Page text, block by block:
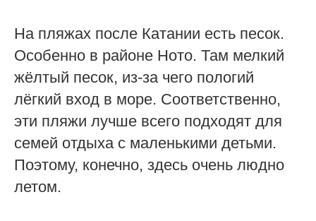
На пляжах после Катании есть песок.
Особенно в районе Ното. Там мелкий
жёлтый песок, из-за чего пологий
лёгкий вход в море. Соответственно,
эти пляжи лучше всего подходят для
семей отдыха с маленькими детьми.
Поэтому, конечно, здесь очень людно
летом.